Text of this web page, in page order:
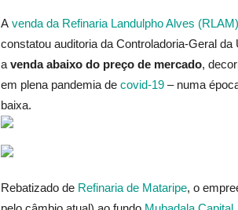
A venda da Refinaria Landulpho Alves (RLAM)
constatou auditoria da Controladoria-Geral da
a venda abaixo do preço de mercado,
em plena pandemia de covid-19 – numa
baixa.
Rebatizado de Refinaria de Mataripe, o